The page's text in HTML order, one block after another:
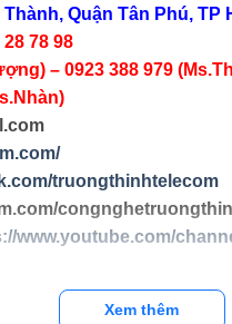
Quận Tân Phú, TP
28 78 98
– 0923 388 979
truongthinhtelecom
www.youtube.com/
Xem thêm